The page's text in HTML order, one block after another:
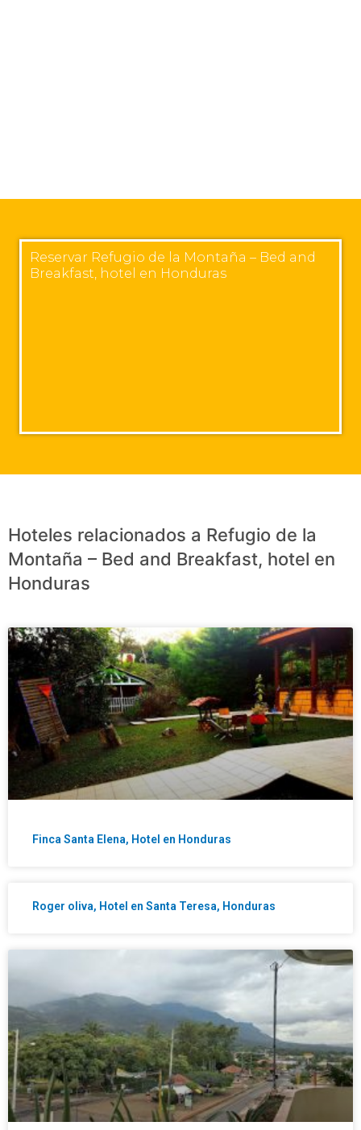
Reservar Refugio de la Montaña – Bed and
Breakfast, hotel en Honduras
Hoteles relacionados a Refugio de la
Montaña – Bed and Breakfast, hotel en
Honduras
Finca Santa Elena, Hotel en Honduras
Roger oliva, Hotel en Santa Teresa, Honduras